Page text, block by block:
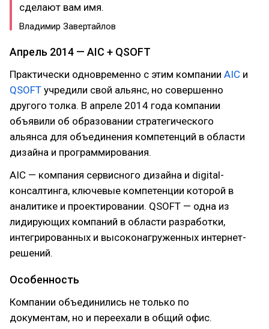
сделают вам имя.
Владимир Завертайлов
Апрель 2014 — AIC + QSOFT
Практически одновременно с этим компании AIC и
QSOFT учредили свой альянс, но совершенно
другого толка. В апреле 2014 года компании
объявили об образовании стратегического
альянса для объединения компетенций в области
дизайна и программирования.
АIC — компания сервисного дизайна и digital-
консалтинга, ключевые компетенции которой в
аналитике и проектировании. QSOFT — одна из
лидирующих компаний в области разработки,
интегрированных и высоконагруженных интернет-
решений.
Особенность
Компании объединились не только по
документам, но и переехали в общий офис.